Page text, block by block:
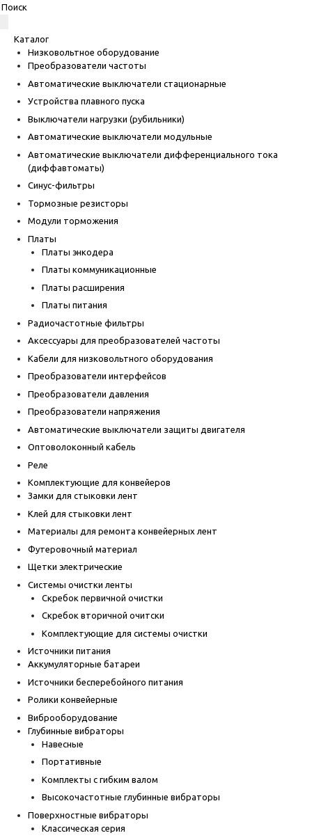
Каталог
Низковольтное оборудование
Преобразователи частоты
Автоматические выключатели стационарные
Устройства плавного пуска
Выключатели нагрузки (рубильники)
Автоматические выключатели модульные
Автоматические выключатели дифференциального тока
(диффавтоматы)
Синус-фильтры
Тормозные резисторы
Модули торможения
Платы
Платы энкодера
Платы коммуникационные
Платы расширения
Платы питания
Радиочастотные фильтры
Аксессуары для преобразователей частоты
Кабели для низковольтного оборудования
Преобразователи интерфейсов
Преобразователи давления
Преобразователи напряжения
Автоматические выключатели защиты двигателя
Оптоволоконный кабель
Реле
Комплектующие для конвейеров
Замки для стыковки лент
Клей для стыковки лент
Материалы для ремонта конвейерных лент
Футеровочный материал
Щетки электрические
Системы очистки ленты
Скребок первичной очистки
Скребок вторичной очитски
Комплектующие для системы очистки
Источники питания
Аккумуляторные батареи
Источники бесперебойного питания
Ролики конвейерные
Виброоборудование
Глубинные вибраторы
Навесные
Портативные
Комплекты с гибким валом
Высокочастотные глубинные вибраторы
Поверхностные вибраторы
Классическая серия